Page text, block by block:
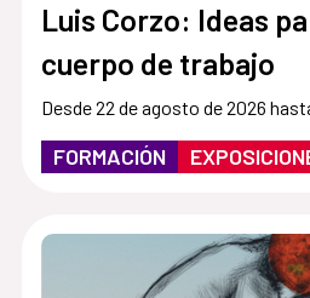
Luis Corzo: Ideas
cuerpo de trabajo
Desde 22 de agosto de 2026
FORMACIÓN